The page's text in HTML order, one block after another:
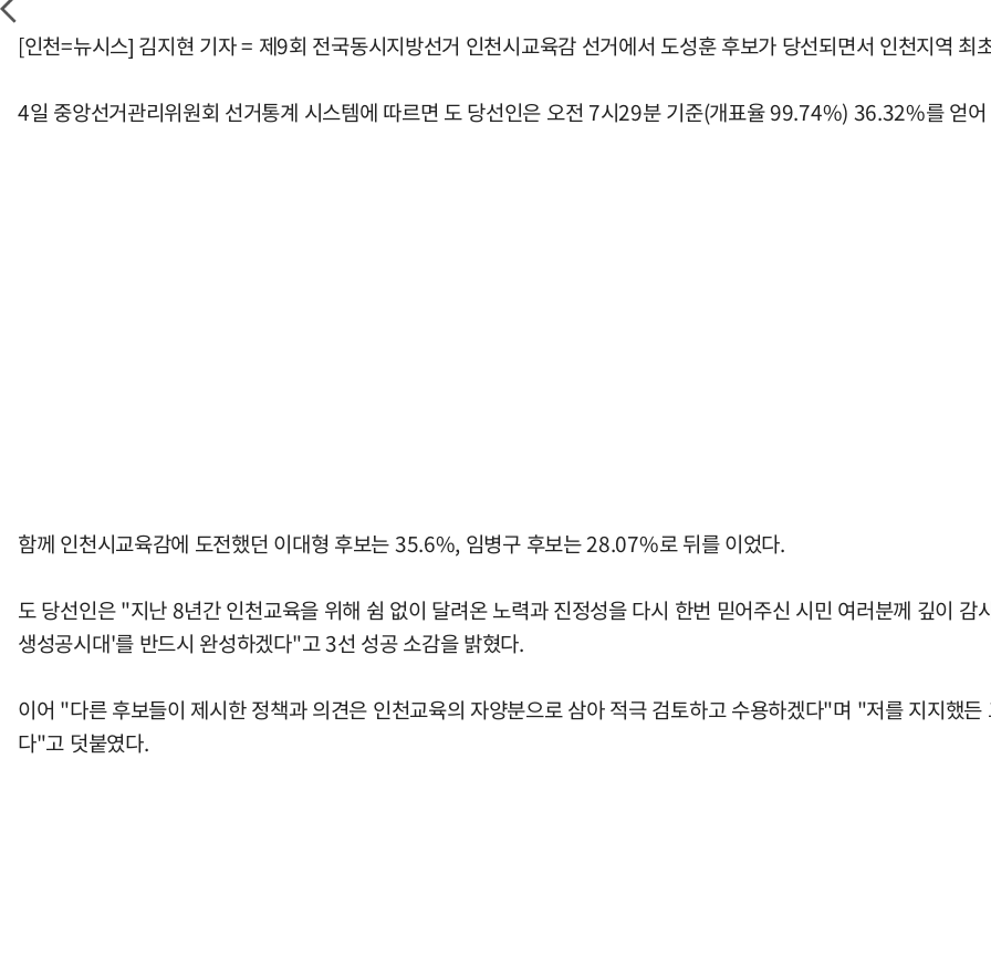
[인천=뉴시스] 김지현 기자 = 제9회 전국동시지방선거 인천시교육감 선거에서 도성훈 후보가 당선되면서 인천지역 최
4일 중앙선거관리위원회 선거통계 시스템에 따르면 도 당선인은 오전 7시29분 기준(개표율 99.74%) 36.32%를 얻어
함께 인천시교육감에 도전했던 이대형 후보는 35.6%, 임병구 후보는 28.07%로 뒤를 이었다.
도 당선인은 "지난 8년간 인천교육을 위해 쉼 없이 달려온 노력과 진정성을 다시 한번 믿어주신 시민 여러분께 깊이
생성공시대'를 반드시 완성하겠다"고 3선 성공 소감을 밝혔다.
이어 "다른 후보들이 제시한 정책과 의견은 인천교육의 자양분으로 삼아 적극 검토하고 수용하겠다"며 "저를 지지했
다"고 덧붙였다.